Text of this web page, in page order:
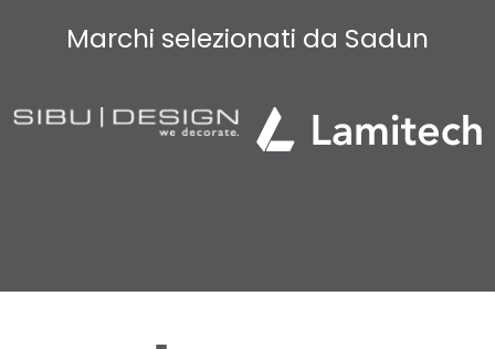
Marchi selezionati da Sadun